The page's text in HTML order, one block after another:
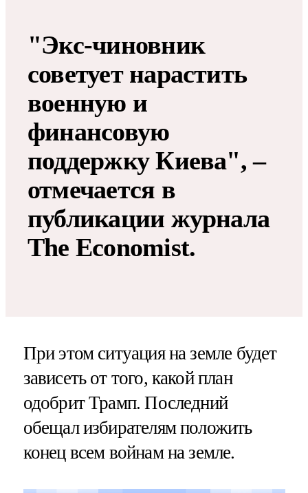
"Экс-чиновник
советует нарастить
военную и
финансовую
поддержку Киева", –
отмечается в
публикации журнала
The Economist.
При этом ситуация на земле будет
зависеть от того, какой план
одобрит Трамп. Последний
обещал избирателям положить
конец всем войнам на земле.